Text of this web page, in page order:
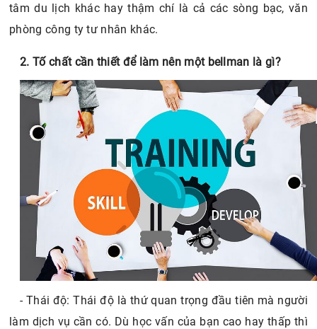
tâm du lịch khác hay thậm chí là cả các sòng bạc, văn
phòng công ty tư nhân khác.
2. Tố chất cần thiết để làm nên một bellman là gì?
- Thái độ: Thái độ là thứ quan trọng đầu tiên mà người
làm dịch vụ cần có. Dù học vấn của bạn cao hay thấp thì